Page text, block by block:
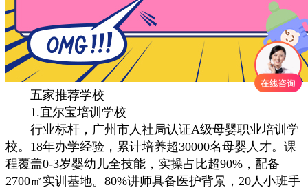
五家推荐学校
1.宜尔宝培训学校
行业标杆，广州市人社局认证A级母婴职业培训学
校。18年办学经验，累计培养超30000名母婴人才。课
程覆盖0-3岁婴幼儿全技能，实操占比超90%，配备
2700㎡实训基地。80%讲师具备医护背景，20人小班手